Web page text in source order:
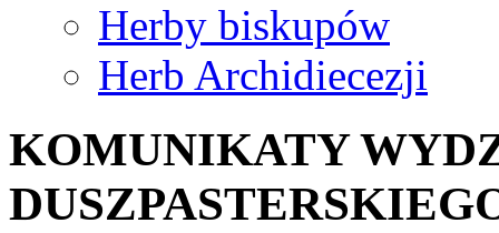
Herby biskupów
Herb Archidiecezji
KOMUNIKATY